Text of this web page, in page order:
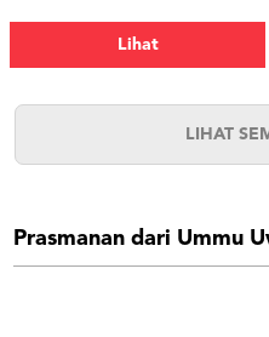
Lihat
LIHAT
Prasmanan dari Ummu